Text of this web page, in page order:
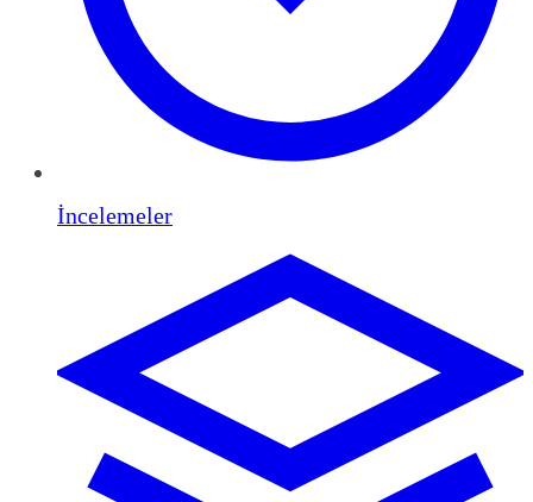
İncelemeler